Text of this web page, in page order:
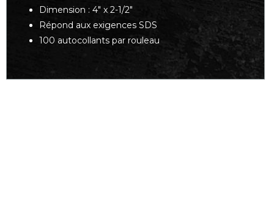
Dimension : 4" x 2-1/2"
Répond aux exigences SDS
100 autocollants par rouleau